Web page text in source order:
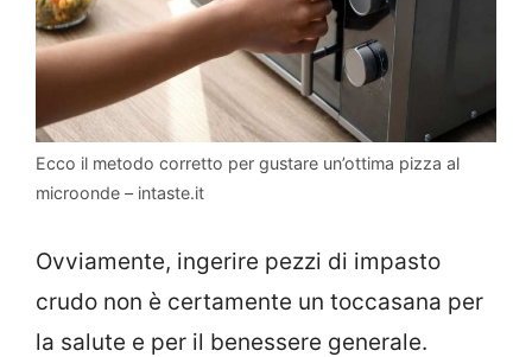
Ecco il metodo corretto per gustare un’ottima pizza al
microonde – intaste.it
Ovviamente, ingerire pezzi di impasto
crudo non è certamente un toccasana per
la salute e per il benessere generale.